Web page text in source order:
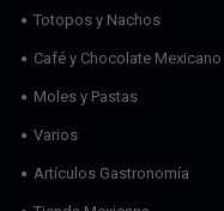
Totopos y Nachos
Café y Chocolate Mexicano
Moles y Pastas
Varios
Artículos Gastronomía